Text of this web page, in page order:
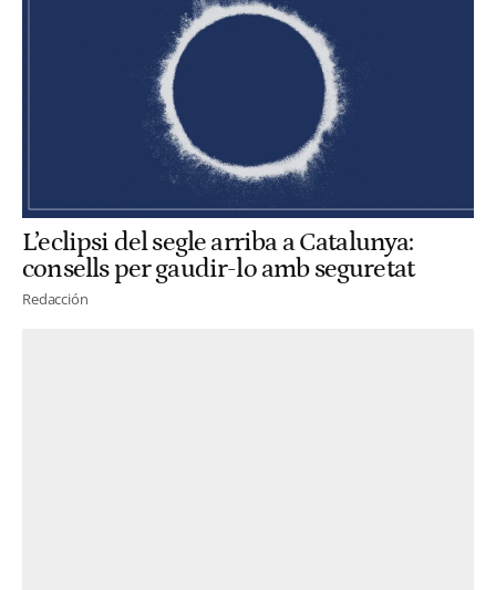
L’eclipsi del segle arriba a Catalunya:
consells per gaudir-lo amb seguretat
Redacción